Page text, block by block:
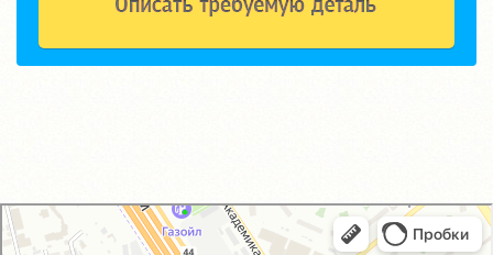
GM-City&VAG-Repair
Автосервис, автотехцентр в Москве
Магазин автозапчастей и автотоваров в Москве